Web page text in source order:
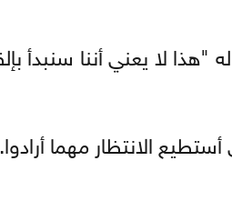
"هذا لا يعني أننا
الانتظار مهما